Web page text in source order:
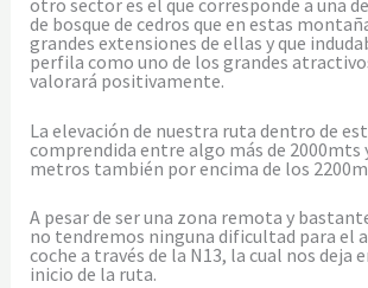
otro sector es el que corresponde a una
de bosque de cedros que en estas
grandes extensiones de ellas y que
perfila como uno de los grandes
valorará positivamente.
La elevación de nuestra ruta dentro de
comprendida entre algo más de 2000mts
metros también por encima de los
A pesar de ser una zona remota y
no tendremos ninguna dificultad para el
coche a través de la N13, la cual nos deja
inicio de la ruta.